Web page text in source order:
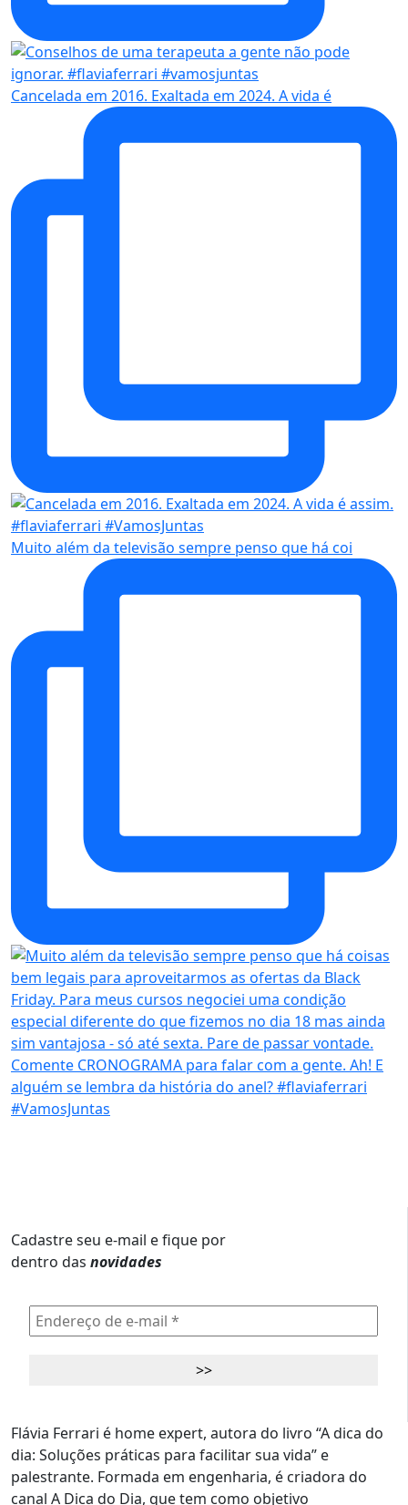
Cancelada em 2016. Exaltada em 2024. A vida é
Muito além da televisão sempre penso que há coi
Cadastre seu e-mail e fique por
dentro das novidades
Flávia Ferrari é home expert, autora do livro “A dica do
dia: Soluções práticas para facilitar sua vida” e
palestrante. Formada em engenharia, é criadora do
canal A Dica do Dia, que tem como objetivo